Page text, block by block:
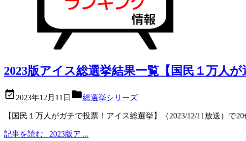
2023版アイス総選挙結果一覧【国民１万人
 2023年12月11日 総選挙シリーズ
【国民１万人がガチで投票！アイス総選挙】（2023/12/11放送）で
記事を読む 2023版ア ...